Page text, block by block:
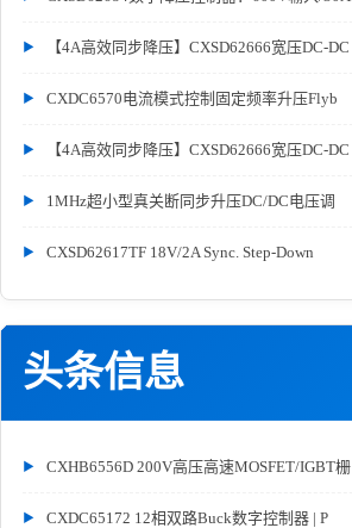
【4A高效同步降压】CXSD62666宽压DC-DC
CXDC6570电流模式控制固定频率升压Flyb
【4A高效同步降压】CXSD62666宽压DC-DC
1MHz超小型真关断同步升压DC/DC电压调
CXSD62617TF 18V/2A Sync. Step-Down
头条信息
CXHB6556D 200V高压高速MOSFET/IGBT栅
CXDC65172 12相双路Buck数字控制器 | P